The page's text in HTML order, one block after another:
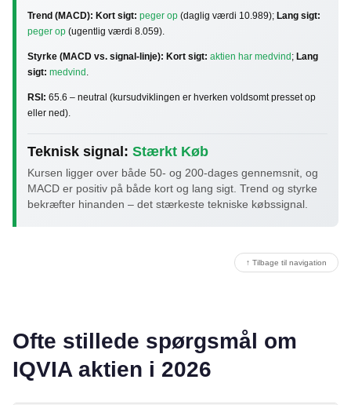
Trend (MACD): Kort sigt: peger op (daglig værdi 10.989); Lang sigt:
peger op (ugentlig værdi 8.059).
Styrke (MACD vs. signal-linje): Kort sigt: aktien har medvind; Lang
sigt: medvind
RSI: 65.6 – neutral (kursudviklingen er hverken voldsomt presset op
eller ned).
Teknisk signal: Stærkt Køb
Kursen ligger over både 50- og 200-dages gennemsnit, og
MACD er positiv på både kort og lang sigt. Trend og styrke
bekræfter hinanden – det stærkeste tekniske købssignal.
↑ Tilbage til navigation
Ofte stillede spørgsmål om
IQVIA aktien i 2026